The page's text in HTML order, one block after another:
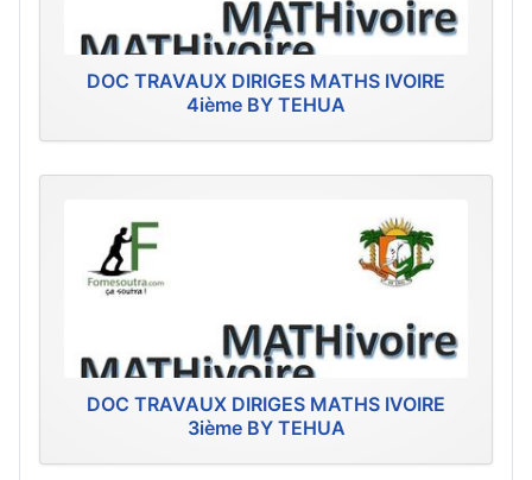
DOC TRAVAUX DIRIGES MATHS IVOIRE
4ième BY TEHUA
DOC TRAVAUX DIRIGES MATHS IVOIRE
3ième BY TEHUA